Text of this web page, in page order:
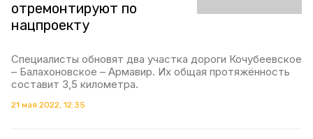
отремонтируют по
нацпроекту
Специалисты обновят два участка дороги Кочубеевское
– Балахоновское – Армавир. Их общая протяжённость
составит 3,5 километра.
21 мая 2022, 12:35